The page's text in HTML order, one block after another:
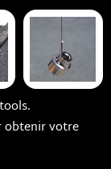
obtenir votre